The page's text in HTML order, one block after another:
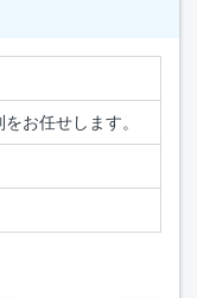
お任せします。